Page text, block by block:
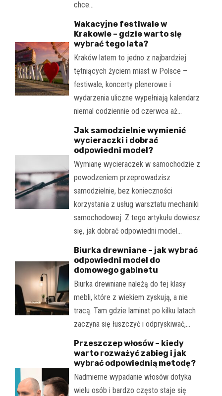
chce…
Wakacyjne festiwale w
Krakowie – gdzie warto się
wybrać tego lata?
Kraków latem to jedno z najbardziej
tętniących życiem miast w Polsce –
festiwale, koncerty plenerowe i
wydarzenia uliczne wypełniają kalendarz
niemal codziennie od czerwca aż…
Jak samodzielnie wymienić
wycieraczki i dobrać
odpowiedni model?
Wymianę wycieraczek w samochodzie z
powodzeniem przeprowadzisz
samodzielnie, bez konieczności
korzystania z usług warsztatu mechaniki
samochodowej. Z tego artykułu dowiesz
się, jak dobrać odpowiedni model…
Biurka drewniane – jak wybrać
odpowiedni model do
domowego gabinetu
Biurka drewniane należą do tej klasy
mebli, które z wiekiem zyskują, a nie
tracą. Tam gdzie laminat po kilku latach
zaczyna się łuszczyć i odpryskiwać,…
Przeszczep włosów – kiedy
warto rozważyć zabieg i jak
wybrać odpowiednią metodę?
Nadmierne wypadanie włosów dotyka
wielu osób i bardzo często staje się